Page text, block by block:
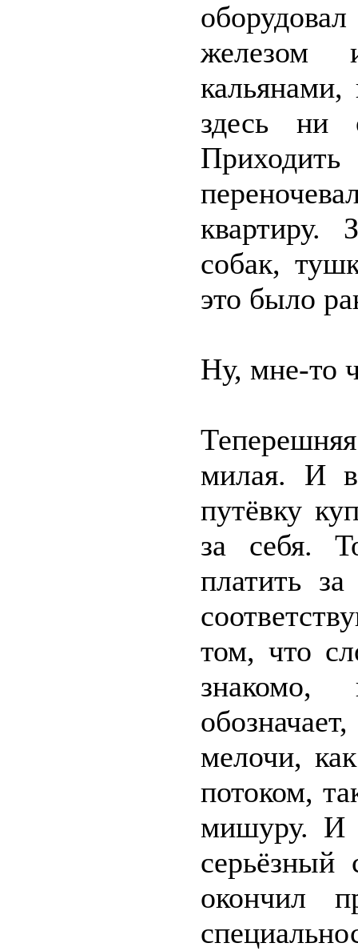
железом
здесь ни
квартиру.
собак,
это было
Ну, мне-то
милая. И
путёвку
за себя.
платить
том, что
мелочи,
потоком,
мишуру. И
серьёзный
окончил